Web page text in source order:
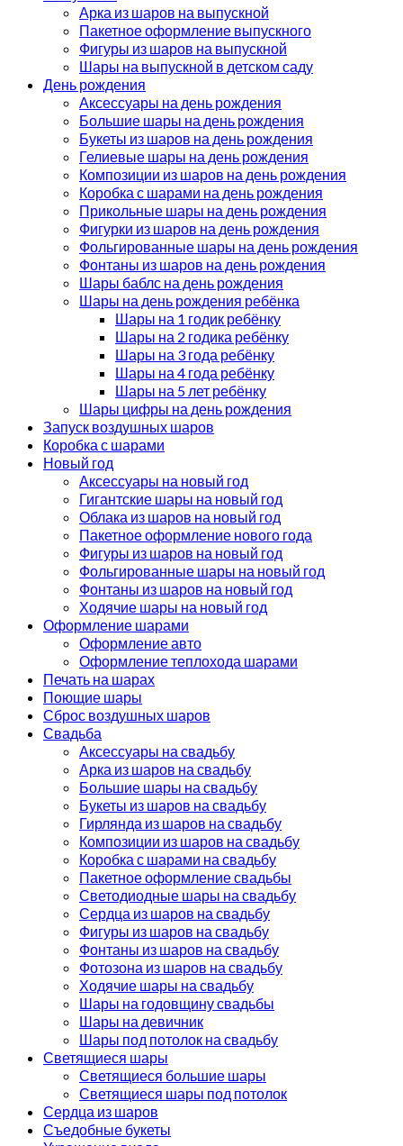
Арка из шаров на выпускной
Пакетное оформление выпускного
Фигуры из шаров на выпускной
Шары на выпускной в детском саду
День рождения
Аксессуары на день рождения
Большие шары на день рождения
Букеты из шаров на день рождения
Гелиевые шары на день рождения
Композиции из шаров на день рождения
Коробка с шарами на день рождения
Прикольные шары на день рождения
Фигурки из шаров на день рождения
Фольгированные шары на день рождения
Фонтаны из шаров на день рождения
Шары баблс на день рождения
Шары на день рождения ребёнка
Шары на 1 годик ребёнку
Шары на 2 годика ребёнку
Шары на 3 года ребёнку
Шары на 4 года ребёнку
Шары на 5 лет ребёнку
Шары цифры на день рождения
Запуск воздушных шаров
Коробка с шарами
Новый год
Аксессуары на новый год
Гигантские шары на новый год
Облака из шаров на новый год
Пакетное оформление нового года
Фигуры из шаров на новый год
Фольгированные шары на новый год
Фонтаны из шаров на новый год
Ходячие шары на новый год
Оформление шарами
Оформление авто
Оформление теплохода шарами
Печать на шарах
Поющие шары
Сброс воздушных шаров
Свадьба
Аксессуары на свадьбу
Арка из шаров на свадьбу
Большие шары на свадьбу
Букеты из шаров на свадьбу
Гирлянда из шаров на свадьбу
Композиции из шаров на свадьбу
Коробка с шарами на свадьбу
Пакетное оформление свадьбы
Светодиодные шары на свадьбу
Сердца из шаров на свадьбу
Фигуры из шаров на свадьбу
Фонтаны из шаров на свадьбу
Фотозона из шаров на свадьбу
Ходячие шары на свадьбу
Шары на годовщину свадьбы
Шары на девичник
Шары под потолок на свадьбу
Светящиеся шары
Светящиеся большие шары
Светящиеся шары под потолок
Сердца из шаров
Съедобные букеты